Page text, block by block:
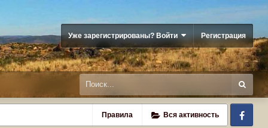
Уже зарегистрированы? Войти Регистрация
Правила Вся активность